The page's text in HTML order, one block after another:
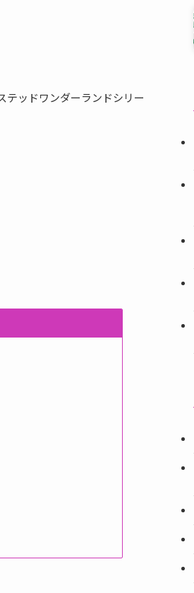
テッドワンダーランドシリー